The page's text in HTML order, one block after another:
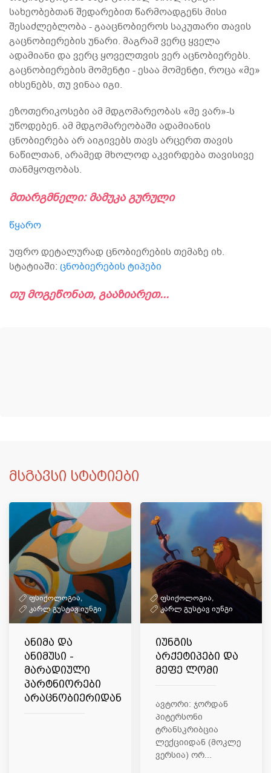
სახეობებთან შედარებით წარმოადგენს მისი
შესაძლებლობა - გააცნობიეროს საკუთარი თავის
გაცნობიერების უნარი. მაგრამ ვერც ყველა
ადამიანი და ვერც ყოველთვის ვერ აცნობიერებს.
გაცნობიერების მომენტი - ესაა მომენტი, როცა «მე»
იხსენებს, თუ ვინაა იგი.
ეზოთერიკოსები ამ მდგომარეობას «მე ვარ»-ს
უწოდებენ. ამ მდგომარეობაში ადამიანის
ცნობიერება არ აიგივებს თავს არცერთ თავის
ნაწილთან, არამედ მხოლოდ აკვირდება თავისივე
თანმყოფობას.
მთარგმნელი: მამუკა გურული
წყარო
უფრო დეტალურად ცნობიერების თემაზე იხ.
სტატიაში: ცნობიერების ტიპები
თუ მოგეწონათ, გააზიარეთ...
მსგავსი სტატიები
ფსიქოლოგია,
კარლ გუსტავ იუნგი
ანიმა და
ანიმუსი -
მარადიული
პარტნიორები
არაცნობიერიდან
ფსიქოლოგია,
კარლ გუსტავ იუნგი
იუნგის
არქეტიპები და
მეფე ლომი
ავტორი: ჯორდან
პიტერსონი
ტრანსკრიბცია
ლექციიდან (მოკლე
ვერსია) ორ...